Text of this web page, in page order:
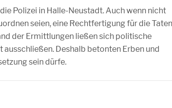
Polizei in Halle-Neustadt. Auch wenn nicht
seien, eine Rechtfertigung für die Taten
der Ermittlungen ließen sich politische
Deshalb betonten Erben und
sein dürfe.